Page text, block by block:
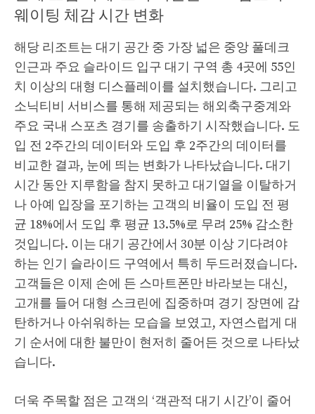
웨이팅 체감 시간 변화
해당 리조트는 대기 공간 중 가장 넓은 중앙 풀데크
인근과 주요 슬라이드 입구 대기 구역 총 4곳에 55인
치 이상의 대형 디스플레이를 설치했습니다. 그리고
소닉티비 서비스를 통해 제공되는 해외축구중계와
주요 국내 스포츠 경기를 송출하기 시작했습니다. 도
입 전 2주간의 데이터와 도입 후 2주간의 데이터를
비교한 결과, 눈에 띄는 변화가 나타났습니다. 대기
시간 동안 지루함을 참지 못하고 대기열을 이탈하거
나 아예 입장을 포기하는 고객의 비율이 도입 전 평
균 18%에서 도입 후 평균 13.5%로 무려 25% 감소한
것입니다. 이는 대기 공간에서 30분 이상 기다려야
하는 인기 슬라이드 구역에서 특히 두드러졌습니다.
고객들은 이제 손에 든 스마트폰만 바라보는 대신,
고개를 들어 대형 스크린에 집중하며 경기 장면에 감
탄하거나 아쉬워하는 모습을 보였고, 자연스럽게 대
기 순서에 대한 불만이 현저히 줄어든 것으로 나타났
습니다.
더욱 주목할 점은 고객의 ‘객관적 대기 시간’이 줄어